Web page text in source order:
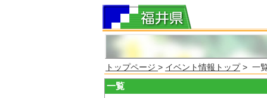
トップページ > イベント情報トップ> 一
一覧